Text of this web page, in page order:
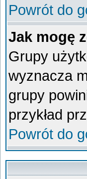
Powrót do
Jak mogę
Grupy
wyznacza
grupy
przykład
Powrót do